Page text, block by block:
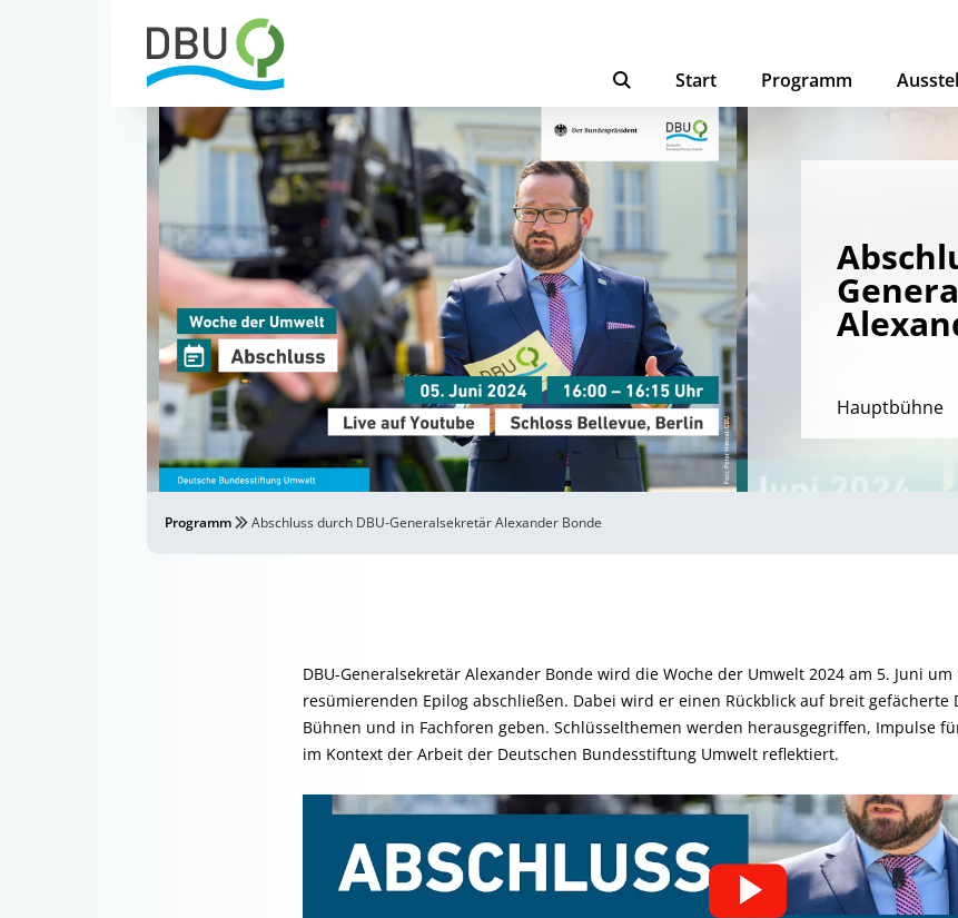
Start Programm
Hauptbühne
Programm Abschluss durch DBU-Generalsekretär Alexander Bonde
DBU-Generalsekretär Alexander Bonde wird die Woche der Umwelt 2024 am 5. Juni
resümierenden Epilog abschließen. Dabei wird er einen Rückblick auf breit gefächerte
Bühnen und in Fachforen geben. Schlüsselthemen werden herausgegriffen, Impulse
im Kontext der Arbeit der Deutschen Bundesstiftung Umwelt reflektiert.